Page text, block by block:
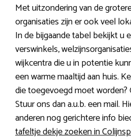
Met uitzondering van de
organisaties zijn er ook veel
In de bijgaande tabel bekijkt u
verswinkels,
wijkcentra die u in potentie
een warme maaltijd aan huis.
die toegevoegd moet
Stuur ons dan a.u.b. een mail.
anderen nog gerichtere info
tafeltje dekje zoeken in